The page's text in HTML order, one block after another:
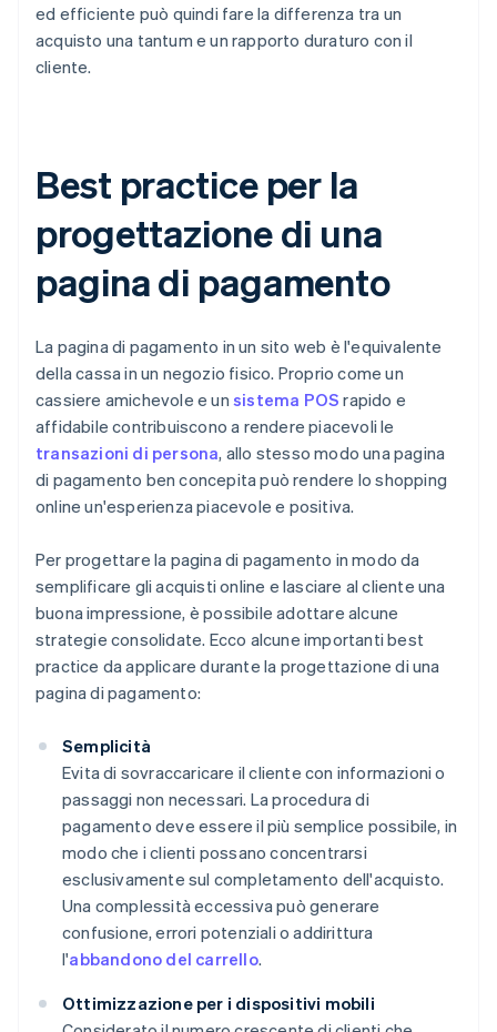
ed efficiente può quindi fare la differenza tra un
acquisto una tantum e un rapporto duraturo con il
cliente.
Best practice per la
progettazione di una
pagina di pagamento
La pagina di pagamento in un sito web è l'equivalente
della cassa in un negozio fisico. Proprio come un
cassiere amichevole e un sistema POS rapido e
affidabile contribuiscono a rendere piacevoli le
transazioni di persona, allo stesso modo una pagina
di pagamento ben concepita può rendere lo shopping
online un'esperienza piacevole e positiva.
Per progettare la pagina di pagamento in modo da
semplificare gli acquisti online e lasciare al cliente una
buona impressione, è possibile adottare alcune
strategie consolidate. Ecco alcune importanti best
practice da applicare durante la progettazione di una
pagina di pagamento:
Semplicità
Evita di sovraccaricare il cliente con informazioni o
passaggi non necessari. La procedura di
pagamento deve essere il più semplice possibile, in
modo che i clienti possano concentrarsi
esclusivamente sul completamento dell'acquisto.
Una complessità eccessiva può generare
confusione, errori potenziali o addirittura
l'abbandono del carrello.
Ottimizzazione per i dispositivi mobili